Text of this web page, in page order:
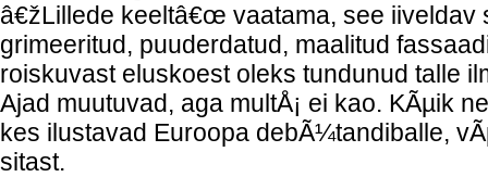
â€žLillede keeltâ€œ vaatama, see iiveldav
grimeeritud, puuderdatud, maalitud
roiskuvast eluskoest oleks tundunud talle
Ajad muutuvad, aga multÅ¡ ei kao. KÃµik
kes ilustavad Euroopa debÃ¼tandiballe,
sitast.